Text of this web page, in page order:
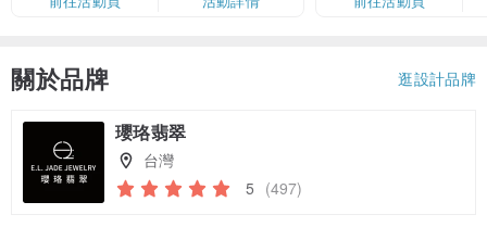
卡」結帳）
關於品牌 逛設計品牌
瓔珞翡翠
台灣
5 (497)